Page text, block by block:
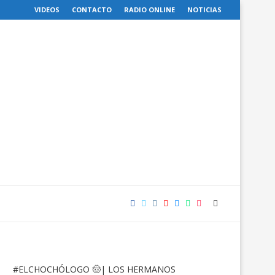
VIDEOS CONTACTO RADIO ONLINE NOTICIAS
#ELCHOCHÓLOGO 🤠| LOS HERMANOS